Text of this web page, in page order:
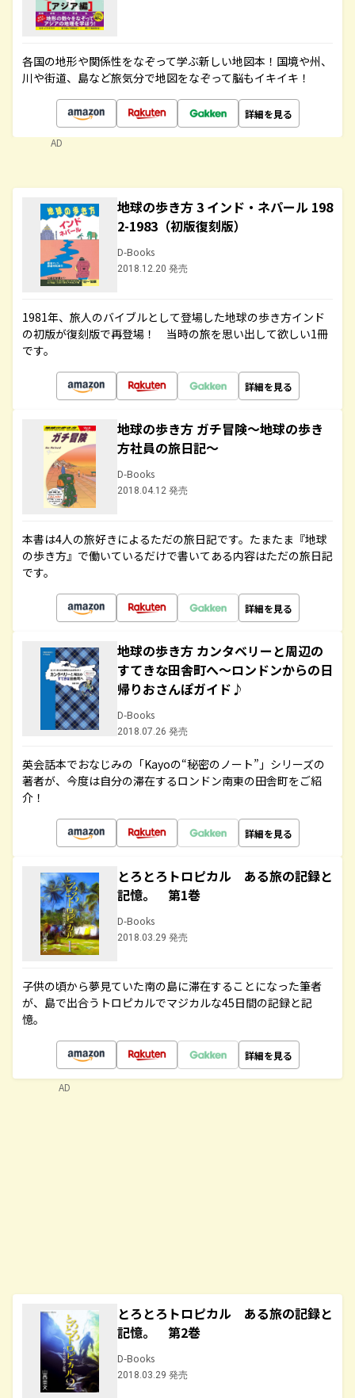
各国の地形や関係性をなぞって学ぶ新しい地図本！国境や州、
川や街道、島など旅気分で地図をなぞって脳もイキイキ！
詳細を見る
AD
地球の歩き方 3 インド・ネパール 198
2-1983（初版復刻版）
D-Books
2018.12.20 発売
1981年、旅人のバイブルとして登場した地球の歩き方インド
の初版が復刻版で再登場！ 当時の旅を思い出して欲しい1冊
です。
詳細を見る
地球の歩き方 ガチ冒険～地球の歩き
方社員の旅日記～
D-Books
2018.04.12 発売
本書は4人の旅好きによるただの旅日記です。たまたま『地球
の歩き方』で働いているだけで書いてある内容はただの旅日記
です。
詳細を見る
地球の歩き方 カンタベリーと周辺の
すてきな田舎町へ～ロンドンからの日
帰りおさんぽガイド♪
D-Books
2018.07.26 発売
英会話本でおなじみの「Kayoの“秘密のノート”」シリーズの
著者が、今度は自分の滞在するロンドン南東の田舎町をご紹
介！
詳細を見る
とろとろトロピカル ある旅の記録と
記憶。 第1巻
D-Books
2018.03.29 発売
子供の頃から夢見ていた南の島に滞在することになった筆者
が、島で出合うトロピカルでマジカルな45日間の記録と記
憶。
詳細を見る
とろとろトロピカル ある旅の記録と
記憶。 第2巻
D-Books
2018.03.29 発売
AD